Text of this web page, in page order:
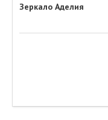
Зеркало Аделия